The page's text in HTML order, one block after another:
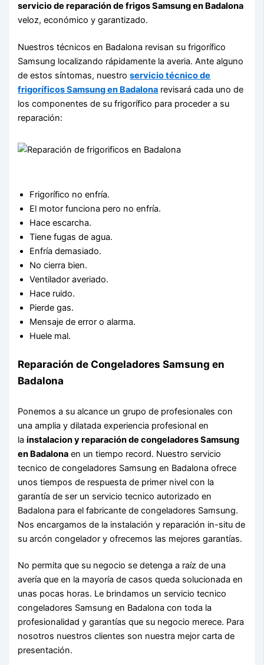
servicio de reparación de frigos Samsung en Badalona
veloz, económico y garantizado.
Nuestros técnicos en Badalona revisan su frigorífico
Samsung localizando rápidamente la averia. Ante alguno
de estos síntomas, nuestroservicio técnico de
frigoríficos Samsung en Badalona revisará cada uno de
los componentes de su frigorífico para proceder a su
reparación:
Frigorífico no enfría.
El motor funciona pero no enfría.
Hace escarcha.
Tiene fugas de agua.
Enfría demasiado.
No cierra bien.
Ventilador averiado.
Hace ruido.
Pierde gas.
Mensaje de error o alarma.
Huele mal.
Reparación de Congeladores Samsung en
Badalona
Ponemos a su alcance un grupo de profesionales con
una amplia y dilatada experiencia profesional en
lainstalacion y reparación de congeladores Samsung
en Badalona en un tiempo record. Nuestro servicio
tecnico de congeladores Samsung en Badalona ofrece
unos tiempos de respuesta de primer nivel con la
garantía de ser un servicio tecnico autorizado en
Badalona para el fabricante de congeladores Samsung.
Nos encargamos de la instalación y reparación in-situ de
su arcón congelador y ofrecemos las mejores garantías.
No permita que su negocio se detenga a raíz de una
avería que en la mayoría de casos queda solucionada en
unas pocas horas. Le brindamos un servicio tecnico
congeladores Samsung en Badalona con toda la
profesionalidad y garantías que su negocio merece. Para
nosotros nuestros clientes son nuestra mejor carta de
presentación.